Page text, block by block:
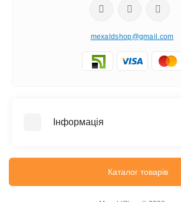
mexaldshop@gmail.com
Інформація
Iнформація про доставку
Інформація про оплату
Каталог товарів